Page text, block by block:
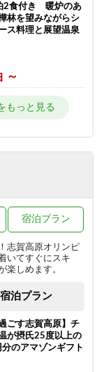
2食付き 暖炉のあ
林を望みながらシ
ス料理と展望温泉
～
OFF】シーツ交換
連泊で志賀高原を
ン】★お一人様
少なめ＆エコアメ
付）
イル】応援プラン
志賀高原オリンピ
いてすぐにスキ
楽しめます。
宿泊プラン
泊プラン
ごす志賀高原】チ
が摂氏25度以上の
のアマゾンギフト